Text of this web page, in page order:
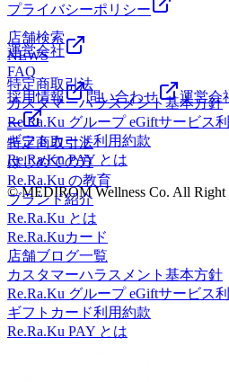
プライバシーポリシー
運営会社
特定商取引法
カスタマーハラスメント基本方針
Re.Ra.Ku グループ eGiftサービス
ギフトカード利用約款
Re.Ra.Ku PAY とは
© MEDIROM Wellness Co. All Right
店舗検索
NEWS
FAQ
採用情報
問い合わせ 運営会
ー
特定商取引法
はじめての方
Re.Ra.Ku の教育
ブランド紹介
Re.Ra.Ku とは
Re.Ra.Kuカード
店舗ブログ一覧
カスタマーハラスメント基本方針
Re.Ra.Ku グループ eGiftサービス
ギフトカード利用約款
Re.Ra.Ku PAY とは